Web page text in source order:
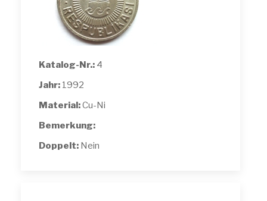
Katalog-Nr.: 4
Jahr: 1992
Material:Cu-Ni
Bemerkung:
Doppelt: Nein